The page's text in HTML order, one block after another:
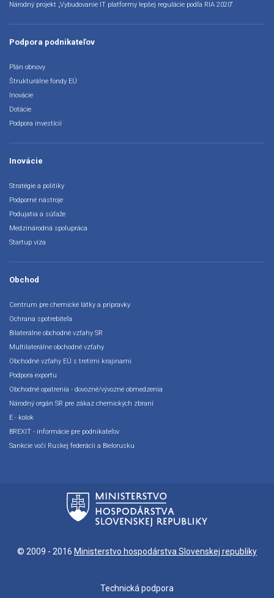
Národný projekt „Vybudovanie IT platformy lepšej regulácie podľa RIA 2020“
Podpora podnikateľov
Plán obnovy
Štrukturálne fondy EÚ
Inovácie
Dotácie
Podpora investícií
Inovácie
Stratégie a politiky
Podporné nástroje
Podujatia a súťaže
Medzinárodná spolupráca
Startup víza
Obchod
Centrum pre chemické látky a prípravky
Ochrana spotrebiteľa
Bilaterálne obchodné vzťahy SR
Multilaterálne obchodné vzťahy
Obchodné vzťahy EÚ s tretími krajinami
Podpora exportu
Obchodné opatrenia - dovozné/vývozné obmedzenia
Národný orgán SR pre zákaz chemických zbraní
E - kolok
BREXIT - informácie pre podnikateľov
Sankcie voči Ruskej federácii a Bielorusku
© 2009 - 2016 Ministerstvo hospodárstva Slovenskej republiky
Technická podpora